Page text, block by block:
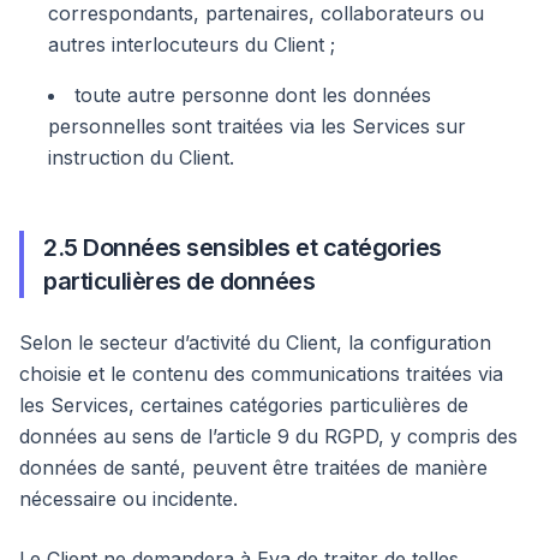
correspondants, partenaires, collaborateurs ou
autres interlocuteurs du Client ;
toute autre personne dont les données
personnelles sont traitées via les Services sur
instruction du Client.
2.5 Données sensibles et catégories
particulières de données
Selon le secteur d’activité du Client, la configuration
choisie et le contenu des communications traitées via
les Services, certaines catégories particulières de
données au sens de l’article 9 du RGPD, y compris des
données de santé, peuvent être traitées de manière
nécessaire ou incidente.